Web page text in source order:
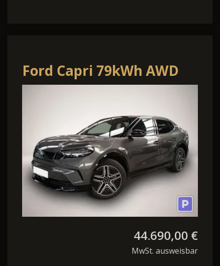
Ford Capri 79kWh AWD
Premium
44.690,00 €
MwSt. ausweisbar